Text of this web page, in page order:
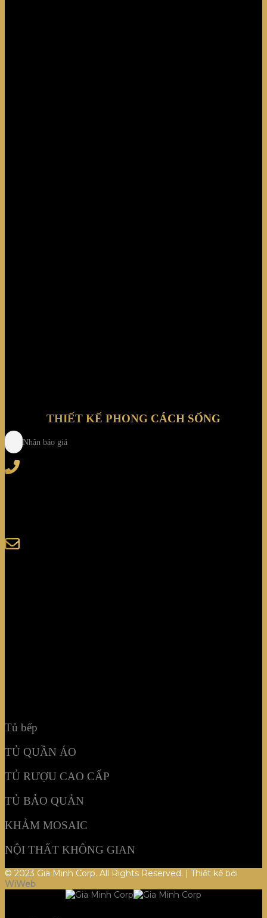
THIẾT KẾ PHONG CÁCH SỐNG
Nhận báo giá
Tủ bếp
TỦ QUẦN ÁO
TỦ RƯỢU CAO CẤP
TỦ BẢO QUẢN
KHẢM MOSAIC
NỘI THẤT KHÔNG GIAN
© 2023 Gia Minh Corp. All Rights Reserved. | Thiết kế bởi
WiWeb